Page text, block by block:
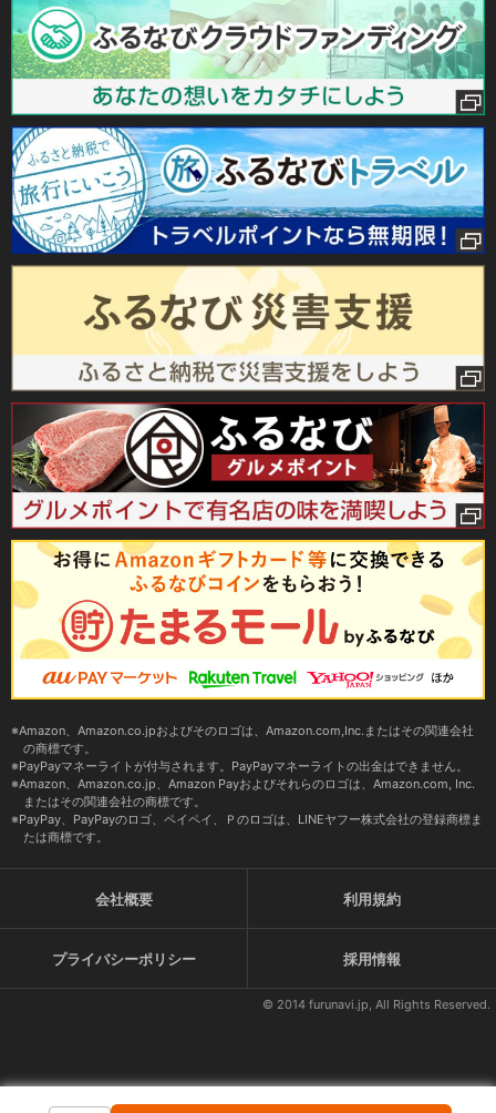
Amazon、Amazon.co.jpおよびそのロゴは、Amazon.com,Inc.またはその関連会社
の商標です。
PayPayマネーライトが付与されます。PayPayマネーライトの出金はできません。
Amazon、Amazon.co.jp、Amazon Payおよびそれらのロゴは、Amazon.com, Inc.
またはその関連会社の商標です。
PayPay、PayPayのロゴ、ペイペイ、Ｐのロゴは、LINEヤフー株式会社の登録商標ま
たは商標です。
会社概要 利用規約
プライバシーポリシー 採用情報
© 2014 furunavi.jp, All Rights Reserved.